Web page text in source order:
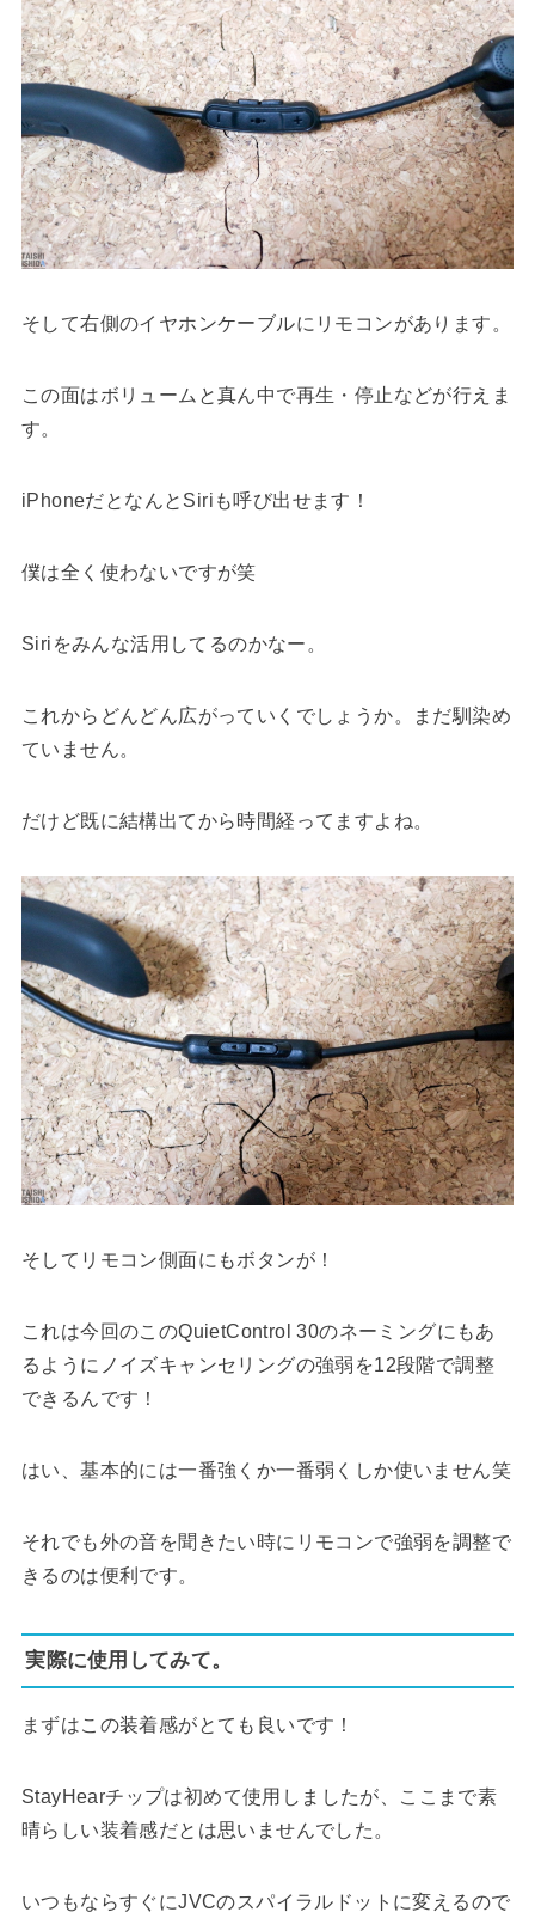
そして右側のイヤホンケーブルにリモコンがあります。
この面はボリュームと真ん中で再生・停止などが行えま
す。
iPhoneだとなんとSiriも呼び出せます！
僕は全く使わないですが笑
Siriをみんな活用してるのかなー。
これからどんどん広がっていくでしょうか。まだ馴染め
ていません。
だけど既に結構出てから時間経ってますよね。
そしてリモコン側面にもボタンが！
これは今回のこのQuietControl 30のネーミングにもあ
るようにノイズキャンセリングの強弱を12段階で調整
できるんです！
はい、基本的には一番強くか一番弱くしか使いません笑
それでも外の音を聞きたい時にリモコンで強弱を調整で
きるのは便利です。
実際に使用してみて。
まずはこの装着感がとても良いです！
StayHearチップは初めて使用しましたが、ここまで素
晴らしい装着感だとは思いませんでした。
いつもならすぐにJVCのスパイラルドットに変えるので